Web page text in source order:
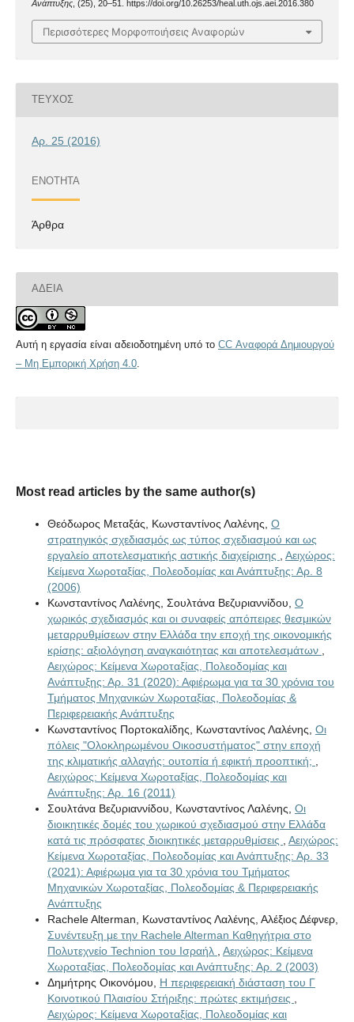
Ανάπτυξης, (25), 20–51. https://doi.org/10.26253/heal.uth.ojs.aei.2016.380
Περισσότερες Μορφοποιήσεις Αναφορών
ΤΕΎΧΟΣ
Αρ. 25 (2016)
ΕΝΌΤΗΤΑ
Άρθρα
ΆΔΕΙΑ
Αυτή η εργασία είναι αδειοδοτημένη υπό το CC Αναφορά Δημιουργού
– Μη Εμπορική Χρήση 4.0.
Most read articles by the same author(s)
Θεόδωρος Μεταξάς, Κωνσταντίνος Λαλένης, Ο
στρατηγικός σχεδιασμός ως τύπος σχεδιασμού και ως
εργαλείο αποτελεσματικής αστικής διαχείρισης
Αειχώρος:
Κείμενα Χωροταξίας, Πολεοδομίας και Ανάπτυξης: Αρ. 8
(2006)
Κωνσταντίνος Λαλένης, Σουλτάνα Βεζυριαννίδου, Ο
χωρικός σχεδιασμός και οι συναφείς απόπειρες θεσμικών
μεταρρυθμίσεων στην Ελλάδα την εποχή της οικονομικής
κρίσης: αξιολόγηση αναγκαιότητας και αποτελεσμάτων
Αειχώρος: Κείμενα Χωροταξίας, Πολεοδομίας και
Ανάπτυξης: Αρ. 31 (2020): Αφιέρωμα για τα 30 χρόνια του
Τμήματος Μηχανικών Χωροταξίας, Πολεοδομίας &
Περιφερειακής Ανάπτυξης
Κωνσταντίνος Πορτοκαλίδης, Κωνσταντίνος Λαλένης, Οι
πόλεις "Ολοκληρωμένου Οικοσυστήματος" στην εποχή
της κλιματικής αλλαγής: ουτοπία ή εφικτή προοπτική;
Αειχώρος: Κείμενα Χωροταξίας, Πολεοδομίας και
Ανάπτυξης: Αρ. 16 (2011)
Σουλτάνα Βεζυριαννίδου, Κωνσταντίνος Λαλένης, Οι
διοικητικές δομές του χωρικού σχεδιασμού στην Ελλάδα
κατά τις πρόσφατες διοικητικές μεταρρυθμίσεις
Αειχώρος:
Κείμενα Χωροταξίας, Πολεοδομίας και Ανάπτυξης: Αρ. 33
(2021): Αφιέρωμα για τα 30 χρόνια του Τμήματος
Μηχανικών Χωροταξίας, Πολεοδομίας & Περιφερειακής
Ανάπτυξης
Rachele Alterman, Κωνσταντίνος Λαλένης, Αλέξιος Δέφνερ,
Συνέντευξη με την Rachele Alterman Καθηγήτρια στο
Πολυτεχνείο Technion του Ισραήλ
Αειχώρος: Κείμενα
Χωροταξίας, Πολεοδομίας και Ανάπτυξης: Αρ. 2 (2003)
Δημήτρης Οικονόμου, Η περιφερειακή διάσταση του Γ
Κοινοτικού Πλαισίου Στήριξης: πρώτες εκτιμήσεις
Αειχώρος: Κείμενα Χωροταξίας, Πολεοδομίας και